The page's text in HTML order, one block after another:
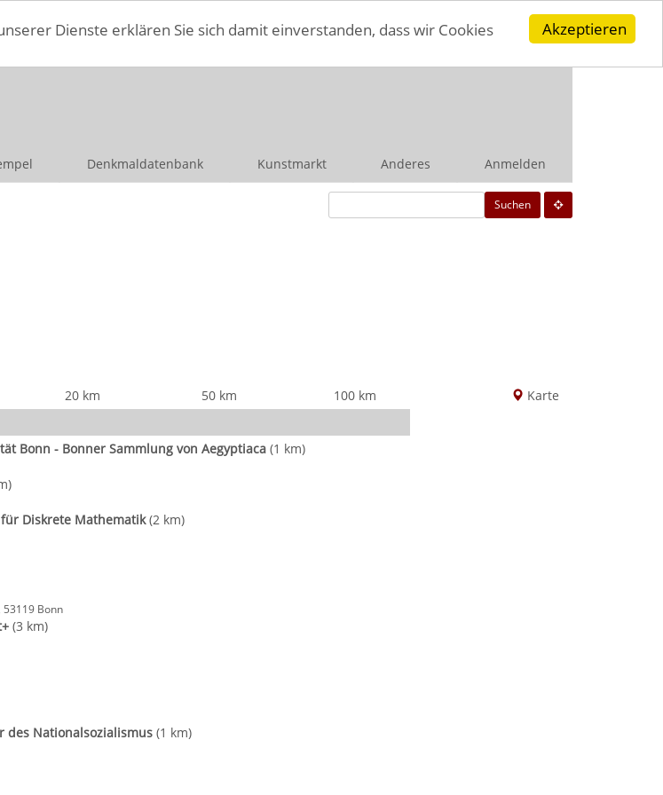
Akzeptieren
Dienste erklären Sie sich damit einverstanden, dass wir Cookies
Denkmaldatenbank Kunstmarkt Anderes Anmelden
Suchen
20 km 50 km 100 km
Karte
Bonn - Bonner Sammlung von Aegyptiaca (1 km)
Diskrete Mathematik(2 km)
53119 Bonn
(3 km)
des Nationalsozialismus (1 km)